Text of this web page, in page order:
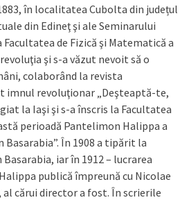
în localitatea Cubolta din județul
din Edineţ şi ale Seminarului
de Fizică şi Matematică a
şi s-a văzut nevoit să o
colaborând la revista
imnul revoluţionar „Deşteaptă-te,
la Iaşi şi s-a înscris la Facultatea
perioadă Pantelimon Halippa a
Basarabia”. În 1908 a tipărit la
iar în 1912 – lucrarea
publică împreună cu Nicolae
al cărui director a fost. În scrierile